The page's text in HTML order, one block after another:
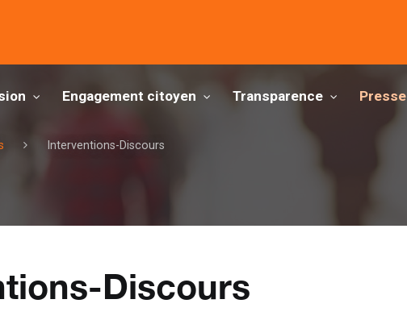
Engagement citoyen Transparence Presse
Interventions-Discours
Discours